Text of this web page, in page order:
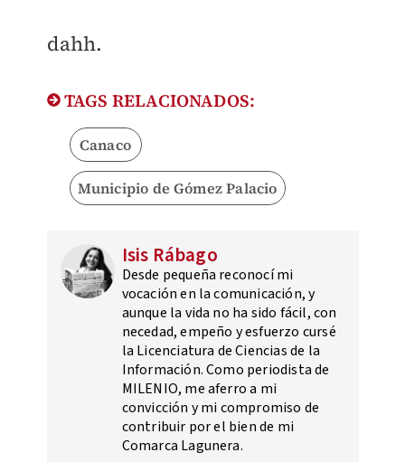
dahh.
TAGS RELACIONADOS:
Canaco
Municipio de Gómez Palacio
Isis Rábago
Desde pequeña reconocí mi
vocación en la comunicación, y
aunque la vida no ha sido fácil, con
necedad, empeño y esfuerzo cursé
la Licenciatura de Ciencias de la
Información. Como periodista de
MILENIO, me aferro a mi
convicción y mi compromiso de
contribuir por el bien de mi
Comarca Lagunera.